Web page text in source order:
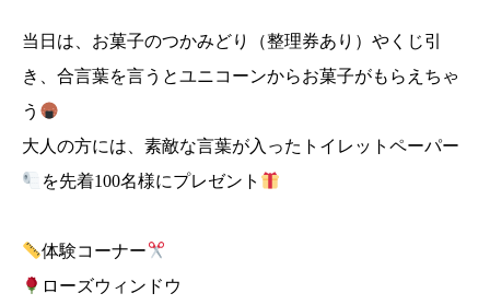
当日は、お菓子のつかみどり（整理券あり）やくじ引
き、合言葉を言うとユニコーンからお菓子がもらえちゃ
う
大人の方には、素敵な言葉が入ったトイレットペーパー
を先着100名様にプレゼント
体験コーナー
ローズウィンドウ